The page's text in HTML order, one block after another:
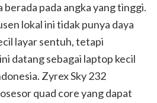
berada pada angka yang tinggi.
lokal ini tidak punya daya
layar sentuh, tetapi
datang sebagai laptop kecil
Zyrex Sky 232
quad core yang dapat